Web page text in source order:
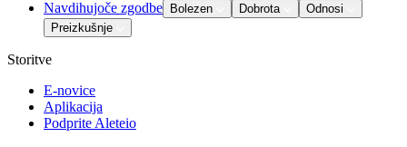
Navdihujoče zgodbe Bolezen Dobrota
Odnosi
Preizkušnje
Storitve
E-novice
Aplikacija
Podprite Aleteio